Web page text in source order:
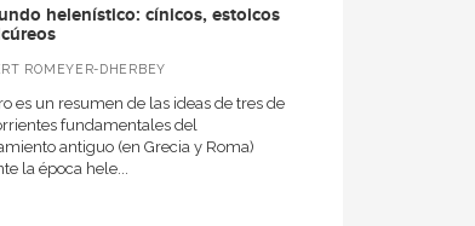
helenístico: cínicos, estoicos
ROMEYER-DHERBEY
es un resumen de las ideas de tres de
fundamentales del
antiguo (en Grecia y Roma)
la época hele...